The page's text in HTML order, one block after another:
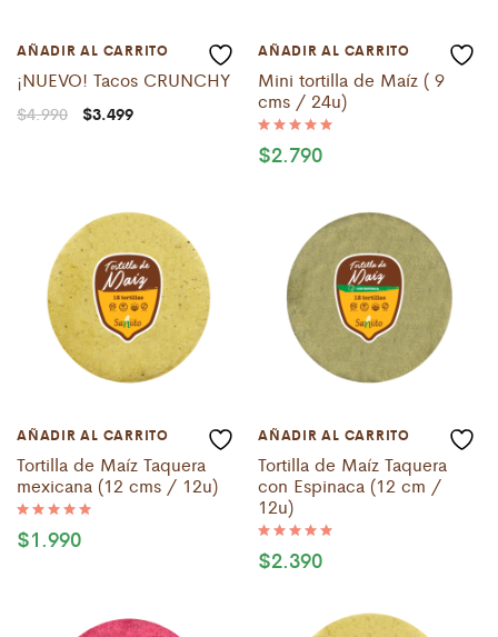
AÑADIR AL CARRITO
¡NUEVO! Tacos CRUNCHY
$4.990 El
precio
$3.499El
AÑADIR AL CARRITO
Mini tortilla de Maíz ( 9
cms / 24u)
Valorado
con
$2.790
AÑADIR AL CARRITO
Tortilla de Maíz Taquera
mexicana (12 cms / 12u)
Valorado
con
$1.990
AÑADIR AL CARRITO
Tortilla de Maíz Taquera
con Espinaca (12 cm /
12u)
Valorado
con
$2.390